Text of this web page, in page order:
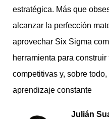
estratégica. Más que
alcanzar la perfección
aprovechar Six Sigma
herramienta para
competitivas y, sobre todo,
aprendizaje constante
Julián